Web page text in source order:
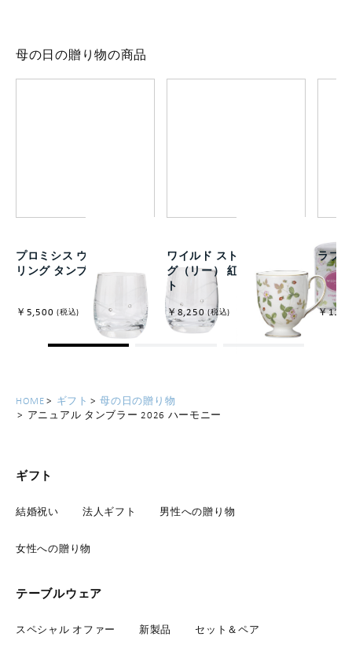
母の日の贈り物の商品
プロミシス ウィズ ディス
リング タンブラー ペア
￥5,500 (税込)
ワイルド ストロベリー マ
グ（リー） 紅茶付きセッ
ト
￥8,250 (税込)
ラブ
￥
HOME ギフト
母の日の贈り物
アニュアル タンブラー 2026 ハーモニー
ギフト
結婚祝い 法人ギフト 男性への贈り物
女性への贈り物
テーブルウェア
スペシャル オファー 新製品 セット＆ペア